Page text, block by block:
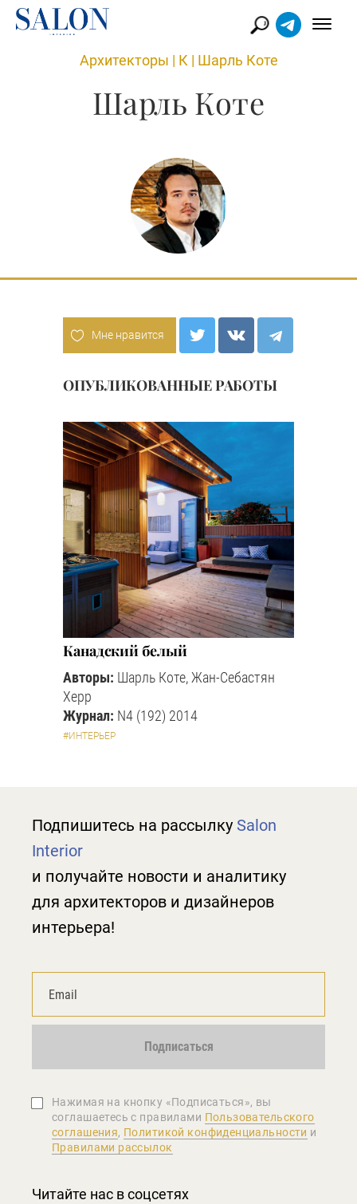
Архитекторы | К | Шарль Коте
Шарль Коте
Мне нравится
ОПУБЛИКОВАННЫЕ РАБОТЫ
Канадский белый
Авторы: Шарль Коте, Жан-Себастян
Херр
Журнал: N4 (192) 2014
#ИНТЕРЬЕР
Подпишитесь на рассылку Salon
Interior
и получайте новости и аналитику
для архитекторов и дизайнеров
интерьера!
Подписаться
Нажимая на кнопку «Подписаться», вы
соглашаетеcь с правилами Пользовательского
соглашения, Политикой конфиденциальности и
Правилами рассылок
Читайте нас в соцсетях